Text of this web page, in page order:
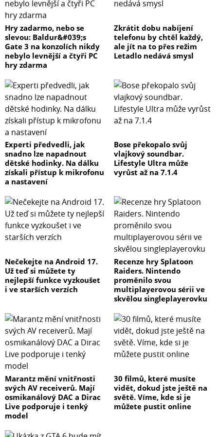
Hry zadarmo, nebo se
slevou: Baldur&#039;s
Gate 3 na konzolích nikdy
nebylo levnější a čtyři PC
hry zdarma
Zkrátit dobu nabíjení
telefonu by chtěl každý,
ale jít na to přes režim
Letadlo nedává smysl
Experti předvedli, jak
snadno lze napadnout
dětské hodinky. Na dálku
získali přístup k mikrofonu
a nastavení
Bose překopalo svůj
vlajkový soundbar.
Lifestyle Ultra může
vyrůst až na 7.1.4
Nečekejte na Android 17.
Už teď si můžete ty
nejlepší funkce vyzkoušet
i ve starších verzích
Recenze hry Splatoon
Raiders. Nintendo
proměnilo svou
multiplayerovou sérii ve
skvělou singleplayerovku
Marantz mění vnitřnosti
svých AV receiverů. Mají
osmikanálový DAC a Dirac
Live podporuje i tenký
model
30 filmů, které musíte
vidět, dokud jste ještě na
světě. Víme, kde si je
můžete pustit online